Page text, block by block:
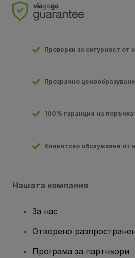
Проверки за сигурност от
Прозрачно ценообразуване
100% гаранция на
Клиентско обслужване от
Нашата компания
За нас
Отворено
Програма за партньори